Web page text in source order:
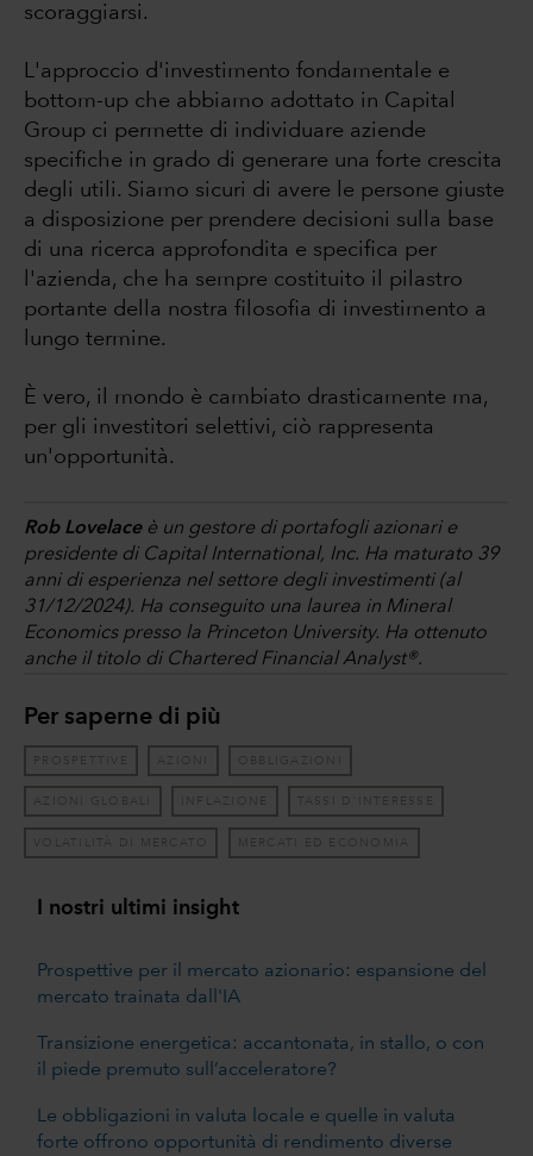
scoraggiarsi.
L'approccio d'investimento fondamentale e
bottom-up che abbiamo adottato in Capital
Group ci permette di individuare aziende
specifiche in grado di generare una forte crescita
degli utili. Siamo sicuri di avere le persone giuste
a disposizione per prendere decisioni sulla base
di una ricerca approfondita e specifica per
l'azienda, che ha sempre costituito il pilastro
portante della nostra filosofia di investimento a
lungo termine.
È vero, il mondo è cambiato drasticamente ma,
per gli investitori selettivi, ciò rappresenta
un'opportunità.
Rob Lovelaceè un gestore di portafogli azionari e
presidente di Capital International, Inc. Ha maturato 39
anni di esperienza nel settore degli investimenti (al
31/12/2024). Ha conseguito una laurea in Mineral
Economics presso la Princeton University. Ha ottenuto
anche il titolo di Chartered Financial Analyst®.
Per saperne di più
PROSPETTIVE AZIONI OBBLIGAZIONI
AZIONI GLOBALI INFLAZIONE TASSI D'INTERESSE
VOLATILITÀ DI MERCATO MERCATI ED ECONOMIA
I nostri ultimi insight
Prospettive per il mercato azionario: espansione del
mercato trainata dall'IA
Transizione energetica: accantonata, in stallo, o con
il piede premuto sull’acceleratore?
Le obbligazioni in valuta locale e quelle in valuta
forte offrono opportunità di rendimento diverse